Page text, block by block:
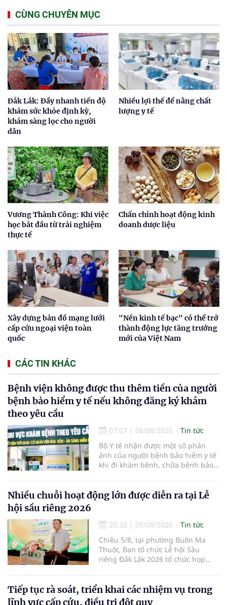
CÙNG CHUYÊN MỤC
Đắk Lắk: Đẩy nhanh tiến độ
khám sức khỏe định kỳ,
khám sàng lọc cho người
dân
Nhiều lợi thế để nâng chất
lượng y tế
Vương Thành Công: Khi việc
học bắt đầu từ trải nghiệm
thực tế
Chấn chỉnh hoạt động kinh
doanh dược liệu
Xây dựng bản đồ mạng lưới
cấp cứu ngoại viện toàn
quốc
"Nền kinh tế bạc" có thể trở
thành động lực tăng trưởng
mới của Việt Nam
CÁC TIN KHÁC
Bệnh viện không được thu thêm tiền của người
bệnh bảo hiểm y tế nếu không đăng ký khám
theo yêu cầu
07:07 | 06/08/2026
Tin tức
Bộ Y tế nhận được một số phản
ánh của người bệnh bảo hiểm y tế
khi đi khám bệnh, chữa bệnh bảo
bệnh, chữa bệnh theo yêu cầu
nhưng vẫn phải nộp thêm các chi
phần cùng chi trả.
Nhiều chuỗi hoạt động lớn được diễn ra tại Lễ
hội sầu riêng 2026
20:32 | 05/08/2026
Tin tức
Chiều 5/8, tại phường Buôn Ma
Thuột, Ban tổ chức Lễ hội Sầu
riêng Đắk Lắk 2026 tổ chức họp
hội Sầu riêng Đắk Lắk năm 2026 có
chủ đề “Sầu riêng Đắk Lắk – Kết nối
Tiếp tục rà soát, triển khai các nhiệm vụ trong
lĩnh vực cấp cứu, điều trị đột quỵ